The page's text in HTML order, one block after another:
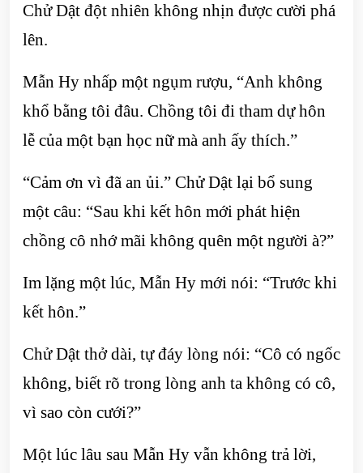
Chử Dật đột nhiên không nhịn được cười phá
lên.
Mẫn Hy nhấp một ngụm rượu, “Anh không
khổ bằng tôi đâu. Chồng tôi đi tham dự hôn
lễ của một bạn học nữ mà anh ấy thích.”
“Cảm ơn vì đã an ủi.” Chử Dật lại bổ sung
một câu: “Sau khi kết hôn mới phát hiện
chồng cô nhớ mãi không quên một người à?”
Im lặng một lúc, Mẫn Hy mới nói: “Trước khi
kết hôn.”
Chử Dật thở dài, tự đáy lòng nói: “Cô có ngốc
không, biết rõ trong lòng anh ta không có cô,
vì sao còn cưới?”
Một lúc lâu sau Mẫn Hy vẫn không trả lời,